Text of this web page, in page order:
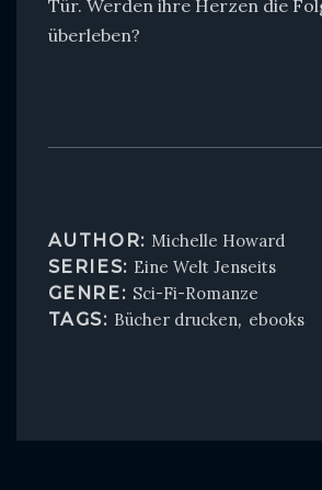
Tür. Werden ihre Herzen die
überleben?
AUTHOR: Michelle Howard
SERIES: Eine Welt Jenseits
GENRE: Sci-Fi-Romanze
TAGS: Bücher drucken, ebooks